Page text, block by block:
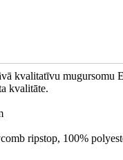
kvalitatīvu mugursomu
kvalitāte.
ripstop, 100%